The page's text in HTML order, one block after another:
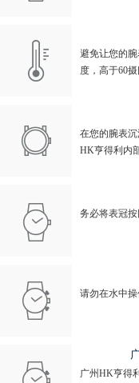
避免让您的
度，高于60
在您的腕表
HK亨得利内部
务必将表冠
请勿在水中操
广州HK亨得